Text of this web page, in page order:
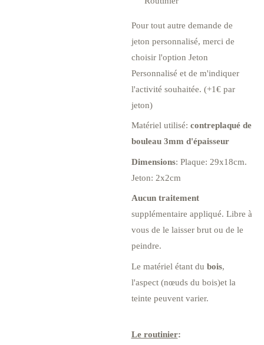
Pour tout autre demande de
jeton personnalisé, merci de
choisir l'option Jeton
Personnalisé et de m'indiquer
l'activité souhaitée. (+1€ par
jeton)
Matériel utilisé: contreplaqué de
bouleau 3mm d'épaisseur
Dimensions: Plaque: 29x18cm.
Jeton: 2x2cm
Aucun traitement
supplémentaire appliqué. Libre à
vous de le laisser brut ou de le
peindre.
Le matériel étant du bois,
l'aspect (nœuds du bois)et la
teinte peuvent varier.
Le routinier: